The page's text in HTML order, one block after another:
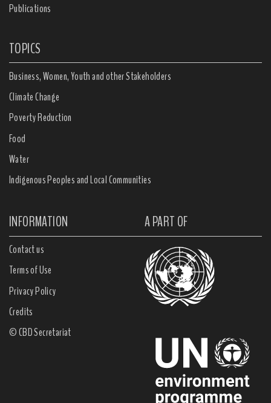
Publications
TOPICS
Business, Women, Youth and other Stakeholders
Climate Change
Poverty Reduction
Food
Water
Indigenous Peoples and Local Communities
INFORMATION A PART OF
Contact us
Terms of Use
Privacy Policy
Credits
© CBD Secretariat